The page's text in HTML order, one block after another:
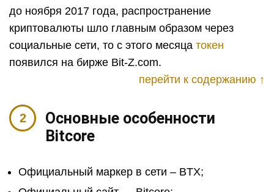
до ноября 2017 года, распространение
криптовалюты шло главным образом через
социальные сети, то с этого месяца токен
появился на бирже Bit-Z.com.
перейти к содержанию ↑
Основные особенности
Bitcore
Официальный маркер в сети – BTX;